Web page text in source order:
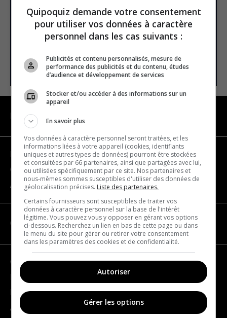
Email address
SUBSCRIBE
NAVIGATION
Become a partner
Contact us
About us
CATEGORIES
Geography
France
Europe
Americas
Quipoquiz demande votre consentement
pour utiliser vos données à caractère
personnel dans les cas suivants :
Publicités et contenu personnalisés, mesure de
performance des publicités et du contenu, études
d’audience et développement de services
Stocker et/ou accéder à des informations sur un
appareil
En savoir plus
Vos données à caractère personnel seront traitées, et les
informations liées à votre appareil (cookies, identifiants
uniques et autres types de données) pourront être stockées
et consultées par 66 partenaires, ainsi que partagées avec lui,
ou utilisées spécifiquement par ce site. Nos partenaires et
nous-mêmes sommes susceptibles d'utiliser des données de
géolocalisation précises. Liste des partenaires.
Certains fournisseurs sont susceptibles de traiter vos
données à caractère personnel sur la base de l'intérêt
légitime. Vous pouvez vous y opposer en gérant vos options
ci-dessous. Recherchez un lien en bas de cette page ou dans
le menu du site pour gérer ou retirer votre consentement
dans les paramètres des cookies et de confidentialité.
Autoriser
Gérer les options